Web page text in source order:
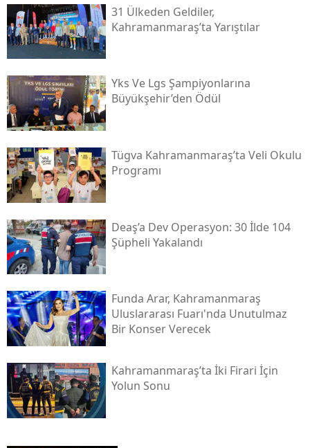
31 Ülkeden Geldiler,
Kahramanmaraş’ta Yarıştılar
Yks Ve Lgs Şampiyonlarına
Büyükşehir’den Ödül
Tügva Kahramanmaraş’ta Veli Okulu
Programı
Deaş’a Dev Operasyon: 30 İlde 104
Şüpheli Yakalandı
Funda Arar, Kahramanmaraş
Uluslararası Fuarı'nda Unutulmaz
Bir Konser Verecek
Kahramanmaraş’ta İki Firari İçin
Yolun Sonu